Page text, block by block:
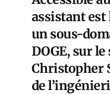
assistant est
un sous-
DOGE, sur
Christopher
de